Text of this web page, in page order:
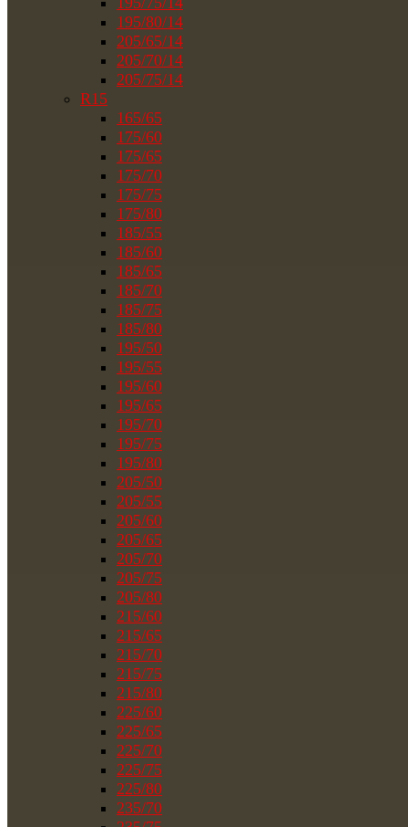
195/80/14
205/65/14
205/70/14
205/75/14
R15
165/65
175/60
175/65
175/70
175/75
175/80
185/55
185/60
185/65
185/70
185/75
185/80
195/50
195/55
195/60
195/65
195/70
195/75
195/80
205/50
205/55
205/60
205/65
205/70
205/75
205/80
215/60
215/65
215/70
215/75
215/80
225/60
225/65
225/70
225/75
225/80
235/70